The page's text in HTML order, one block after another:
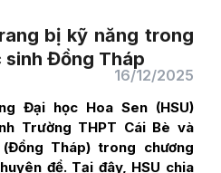
bị kỹ năng trong
sinh Đồng Tháp
16/12/2025
Đại học Hoa Sen (HSU)
Trường THPT Cái Bè và
Tháp) trong chương
đề. Tại đây, HSU chia